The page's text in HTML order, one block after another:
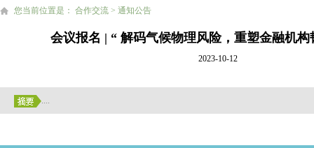
您当前位置是： 合作交流 > 通知公告
会议报名 | “ 解码气候物理风险，重塑金融机
2023-10-12
....